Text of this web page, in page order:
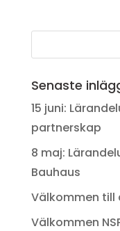
Senaste
15 juni:
partnerskap
8 maj:
Bauhaus
Välkommen till
Välkommen